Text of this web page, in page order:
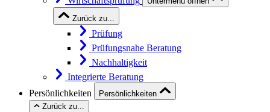
Zurück zu...
Prüfung
Prüfungsnahe Beratung
Nachhaltigkeit
Integrierte Beratung
Persönlichkeiten
Persönlichkeiten
Zurück zu...